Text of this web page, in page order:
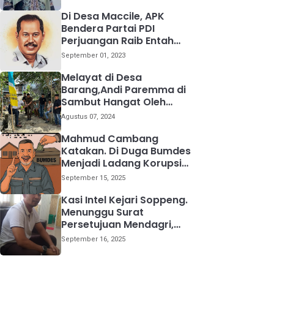
Di Desa Maccile, APK
Bendera Partai PDI
Perjuangan Raib Entah
kemana
September 01, 2023
Melayat di Desa
Barang,Andi Paremma di
Sambut Hangat Oleh
Warga
Agustus 07, 2024
Mahmud Cambang
Katakan. Di Duga Bumdes
Menjadi Ladang Korupsi
Bagi Para Kepala Desa
September 15, 2025
Kasi Intel Kejari Soppeng.
Menunggu Surat
Persetujuan Mendagri,
Kami Akan Periksa Mantan
September 16, 2025